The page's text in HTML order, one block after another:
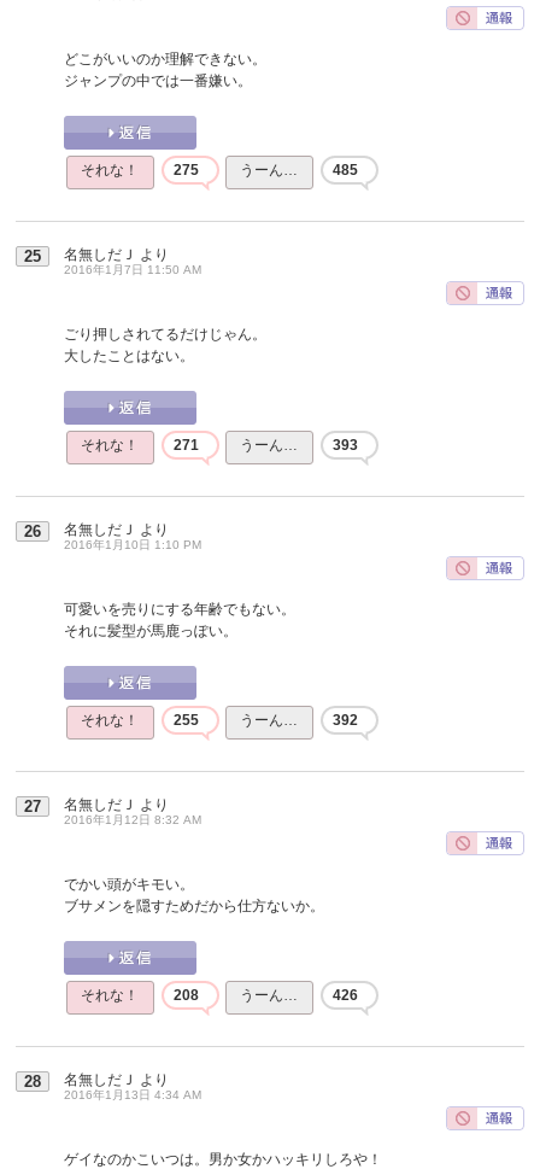
どこがいいのか理解できない。
ジャンプの中では一番嫌い。
それな！ 275 うーん… 485
25 名無しだＪ より
2016年1月7日 11:50 AM
ごり押しされてるだけじゃん。
大したことはない。
それな！ 271 うーん… 393
26 名無しだＪ より
2016年1月10日 1:10 PM
可愛いを売りにする年齢でもない。
それに髪型が馬鹿っぽい。
それな！ 255 うーん… 392
27 名無しだＪ より
2016年1月12日 8:32 AM
でかい頭がキモい。
ブサメンを隠すためだから仕方ないか。
それな！ 208 うーん… 426
28 名無しだＪ より
2016年1月13日 4:34 AM
ゲイなのかこいつは。男か女かハッキリしろや！